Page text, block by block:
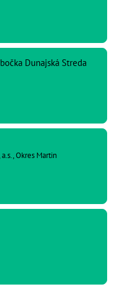
Dunajská Streda
Okres Martin